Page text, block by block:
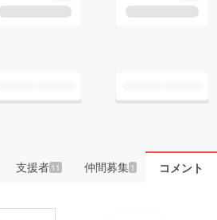
支援者 11 仲間募集 1 コメント